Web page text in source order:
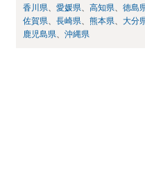
香川県
愛媛県 高知県 徳島
佐賀県
長崎県 熊本県 大分
鹿児島県
沖縄県